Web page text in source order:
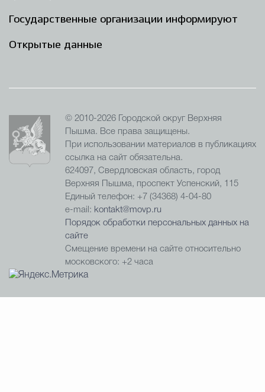
Государственные организации информируют
Открытые данные
© 2010-2026 Городской округ Верхняя
Пышма. Все права защищены.
При использовании материалов в публикациях
ссылка на сайт обязательна.
624097, Свердловская область, город
Верхняя Пышма, проспект Успенский, 115
Единый телефон: +7 (34368) 4-04-80
e-mail: kontakt@movp.ru
Порядок обработки персональных данных на
сайте
Смещение времени на сайте относительно
московского: +2 часа